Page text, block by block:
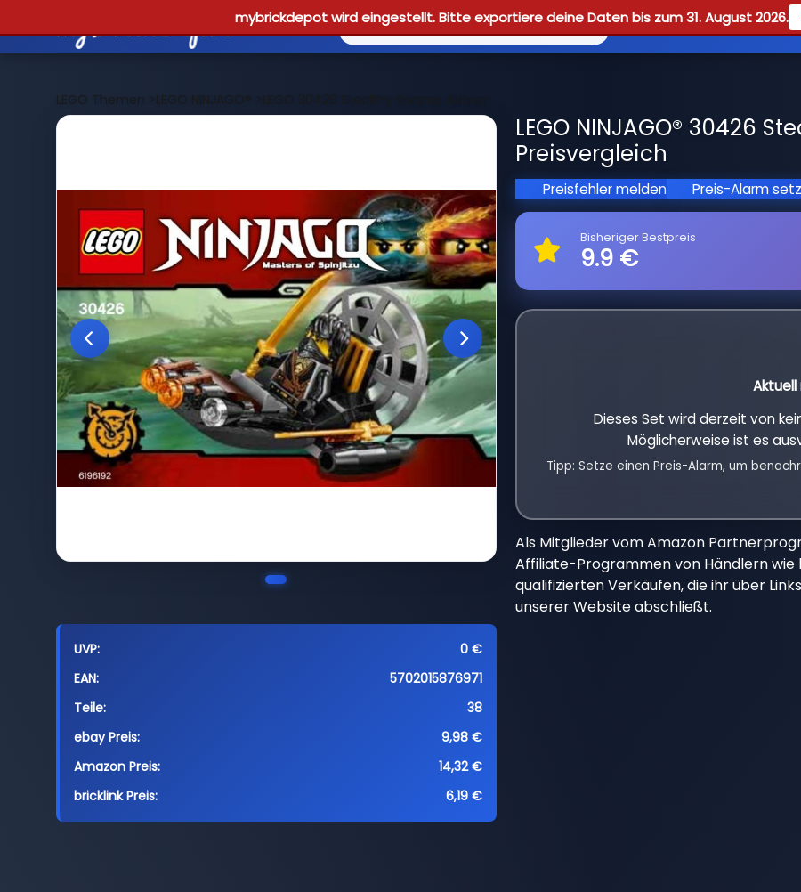
mybrickdepot wird eingestellt. Bitte exportiere deine Daten bis zum 31. August 2026.
Reviews
LEGO Themen >LEGO NINJAGO® >LEGO 30426 Stealthy Swamp Airboat
UVP:
0 €
EAN:
5702015876971
Teile:
38
ebay Preis:
9,98 €
Amazon Preis:
14,32 €
bricklink Preis:
6,19 €
LEGO NINJAGO® 30426
Preisvergleich
Preisfehler melden Preis-Alarm
Bisheriger Bestpreis
9.9 €
Dieses Set wird derzeit von
Möglicherweise ist es
Tipp: Setze einen Preis-Alarm, um
Als Mitglieder vom Amazon
Affiliate-Programmen von Händlern wie
qualifizierten Verkäufen, die ihr über
unserer Website abschließt.